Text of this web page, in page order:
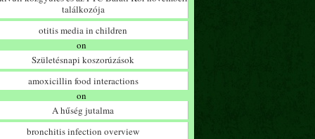
találkozója
otitis media in children
on
Születésnapi koszorúzások
amoxicillin food interactions
on
A hűség jutalma
bronchitis infection overview